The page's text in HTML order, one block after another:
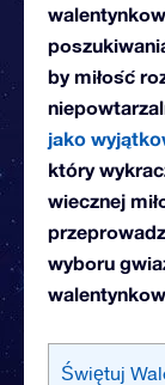
by miłość
jako
który
wiecznej
wyboru
Świętuj